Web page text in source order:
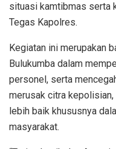
situasi kamtibmas serta
Tegas Kapolres.
Kegiatan ini merupakan
Bulukumba dalam
personel, serta
merusak citra
lebih baik khususnya
masyarakat.